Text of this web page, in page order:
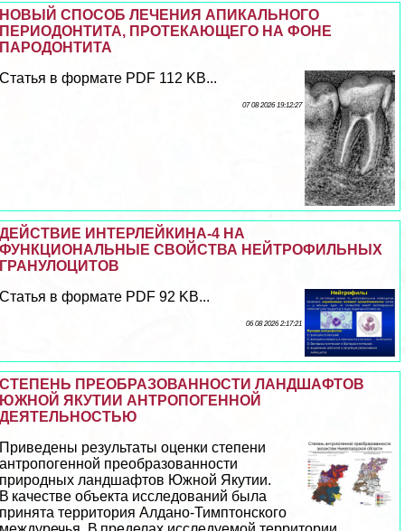
НОВЫЙ СПОСОБ ЛЕЧЕНИЯ АПИКАЛЬНОГО
ПЕРИОДОНТИТА, ПРОТЕКАЮЩЕГО НА ФОНЕ
ПАРОДОНТИТА
Статья в формате PDF 112 KB...
07 08 2026 19:12:27
ДЕЙСТВИЕ ИНТЕРЛЕЙКИНА-4 НА
ФУНКЦИОНАЛЬНЫЕ СВОЙСТВА НЕЙТРОФИЛЬНЫХ
ГРАНУЛОЦИТОВ
Статья в формате PDF 92 KB...
06 08 2026 2:17:21
СТЕПЕНЬ ПРЕОБРАЗОВАННОСТИ ЛАНДШАФТОВ
ЮЖНОЙ ЯКУТИИ АНТРОПОГЕННОЙ
ДЕЯТЕЛЬНОСТЬЮ
Приведены результаты оценки степени
антропогенной преобразованности
природных ландшафтов Южной Якутии.
В качестве объекта исследований была
принята территория Алдано-Тимптонского